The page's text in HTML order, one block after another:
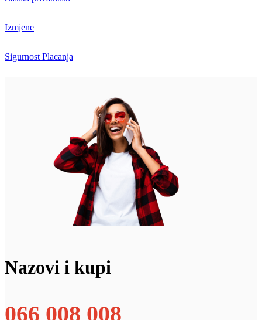
Izmjene
Sigurnost Placanja
Nazovi i kupi
066 008 008